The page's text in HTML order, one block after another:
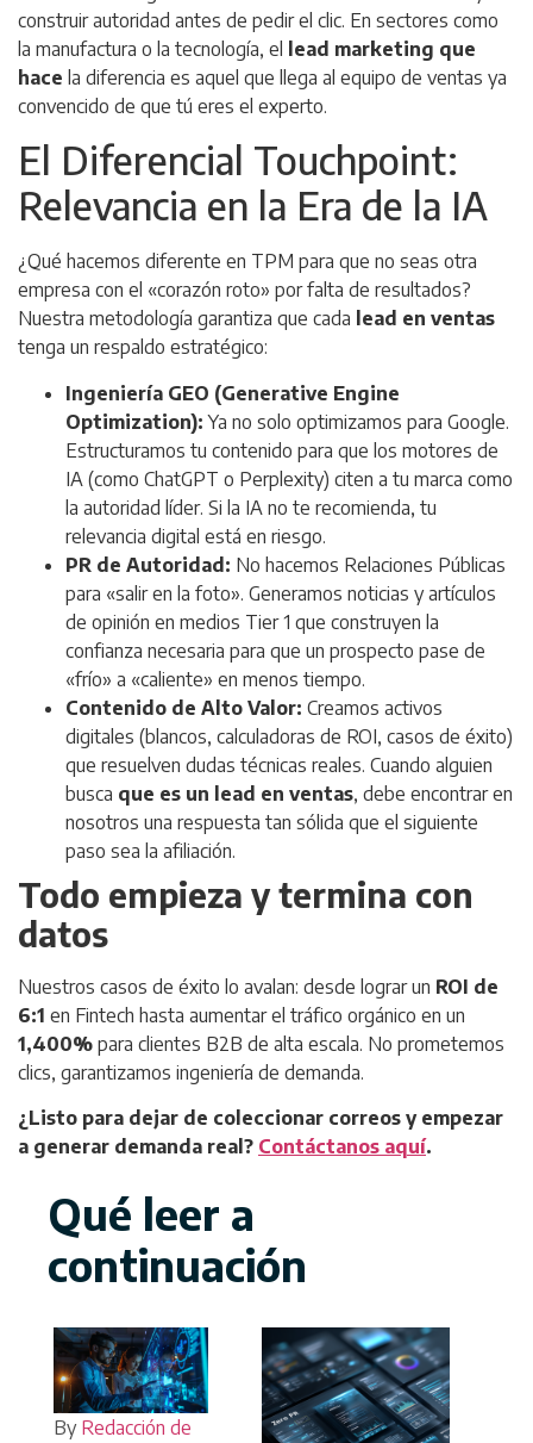
construir autoridad antes de pedir el clic. En sectores como
la manufactura o la tecnología, el lead marketing que
hace la diferencia es aquel que llega al equipo de ventas ya
convencido de que tú eres el experto.
El Diferencial Touchpoint:
Relevancia en la Era de la IA
¿Qué hacemos diferente en TPM para que no seas otra
empresa con el «corazón roto» por falta de resultados?
Nuestra metodología garantiza que cada lead en ventas
tenga un respaldo estratégico:
Ingeniería GEO (Generative Engine
Optimization): Ya no solo optimizamos para Google.
Estructuramos tu contenido para que los motores de
IA (como ChatGPT o Perplexity) citen a tu marca como
la autoridad líder. Si la IA no te recomienda, tu
relevancia digital está en riesgo.
PR de Autoridad: No hacemos Relaciones Públicas
para «salir en la foto». Generamos noticias y artículos
de opinión en medios Tier 1 que construyen la
confianza necesaria para que un prospecto pase de
«frío» a «caliente» en menos tiempo.
Contenido de Alto Valor: Creamos activos
digitales (blancos, calculadoras de ROI, casos de éxito)
que resuelven dudas técnicas reales. Cuando alguien
busca que es un lead en ventas, debe encontrar en
nosotros una respuesta tan sólida que el siguiente
paso sea la afiliación.
Todo empieza y termina con
datos
Nuestros casos de éxito lo avalan: desde lograr un ROI de
6:1 en Fintech hasta aumentar el tráfico orgánico en un
1,400% para clientes B2B de alta escala. No prometemos
clics, garantizamos ingeniería de demanda.
¿Listo para dejar de coleccionar correos y empezar
a generar demanda real? Contáctanos aquí.
Qué leer a
continuación
By Redacción de